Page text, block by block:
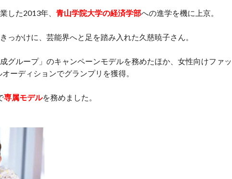
した2013年、 青山学院大学の経済学部への進学を機に上京。
っかけに、芸能界へと足を踏み入れた久慈暁子さん。
グループ」のキャンペーンモデルを務めたほか、女性向けファッ
オーディションでグランプリを獲得。
専属モデルを務めました。